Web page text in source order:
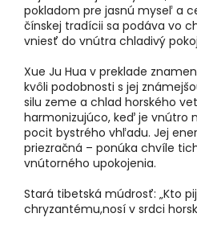
pokladom pre jasnú myseľ a
čínskej tradícii sa podáva vo
vniesť do vnútra chladivý
Xue Ju Hua v preklade
kvôli podobnosti s jej
silu zeme a chlad horského
harmonizujúco, keď je vnútro
pocit bystrého vhľadu. Jej
priezračná – ponúka chvíle
vnútorného upokojenia.
Stará tibetská múdrosť: „Kto
chryzantému,nosí v srdci